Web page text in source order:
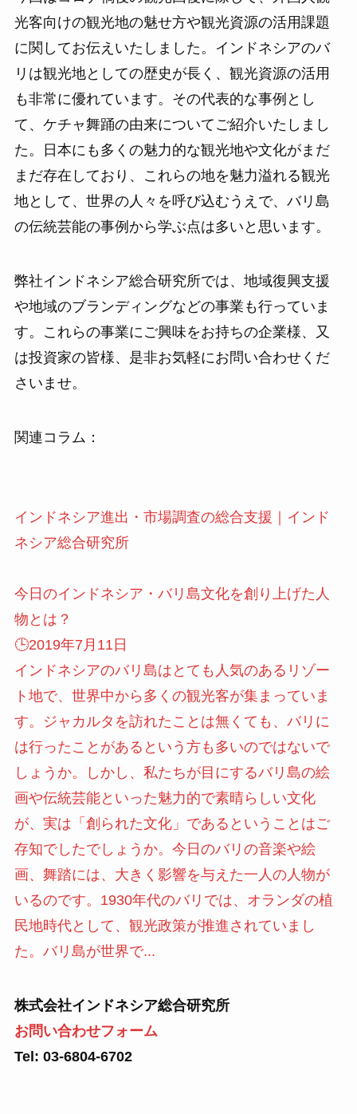
光客向けの観光地の魅せ方や観光資源の活用課題
に関してお伝えいたしました。インドネシアのバ
リは観光地としての歴史が長く、観光資源の活用
も非常に優れています。その代表的な事例とし
て、ケチャ舞踊の由来についてご紹介いたしまし
た。日本にも多くの魅力的な観光地や文化がまだ
まだ存在しており、これらの地を魅力溢れる観光
地として、世界の人々を呼び込むうえで、バリ島
の伝統芸能の事例から学ぶ点は多いと思います。
弊社インドネシア総合研究所では、地域復興支援
や地域のブランディングなどの事業も行っていま
す。これらの事業にご興味をお持ちの企業様、又
は投資家の皆様、是非お気軽にお問い合わせくだ
さいませ。
関連コラム：
インドネシア進出・市場調査の総合支援｜インド
ネシア総合研究所
今日のインドネシア・バリ島文化を創り上げた人
物とは？
🕒️2019年7月11日
インドネシアのバリ島はとても人気のあるリゾー
ト地で、世界中から多くの観光客が集まっていま
す。ジャカルタを訪れたことは無くても、バリに
は行ったことがあるという方も多いのではないで
しょうか。しかし、私たちが目にするバリ島の絵
画や伝統芸能といった魅力的で素晴らしい文化
が、実は「創られた文化」であるということはご
存知でしたでしょうか。今日のバリの音楽や絵
画、舞踏には、大きく影響を与えた一人の人物が
いるのです。1930年代のバリでは、オランダの植
民地時代として、観光政策が推進されていまし
た。バリ島が世界で...
株式会社インドネシア総合研究所
お問い合わせフォーム
Tel: 03-6804-6702